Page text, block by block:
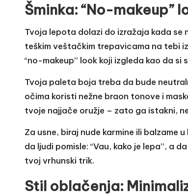
Šminka: “No-makeup”
Tvoja lepota dolazi do izražaja kada se
teškim veštačkim trepavicama na tebi
“no-makeup” look koji izgleda kao da
Tvoja paleta boja treba da bude
očima koristi nežne braon tonove i
tvoje najjače oružje – zato ga istakni,
Za usne, biraj nude karmine ili balzame
da ljudi pomisle: “Vau, kako je lepa”, a
tvoj vrhunski trik.
Stil oblačenja: